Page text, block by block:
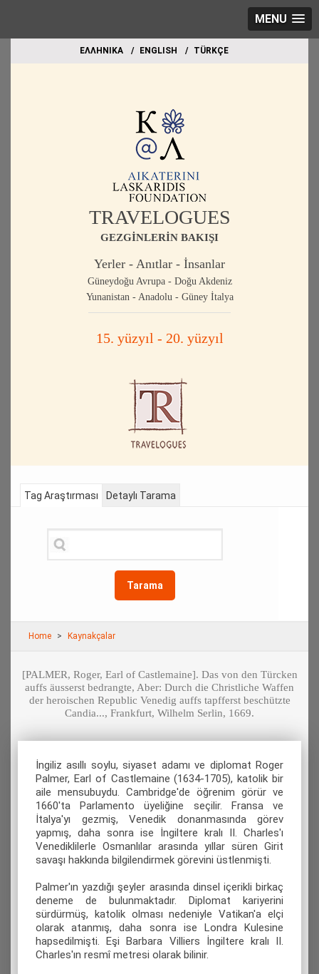
MENU
EΛΛΗΝΙΚΑ ΕΝGLISH TÜRKÇE
TRAVELOGUES
GEZGİNLERİN BAKIŞI
Yerler - Anıtlar - İnsanlar
Güneydoğu Avrupa - Doğu Akdeniz
Yunanistan - Anadolu - Güney İtalya
15. yüzyıl - 20. yüzyıl
Tag Araştırması
Tarama
Detaylı Tarama
Home Kaynakçalar
[PALMER, Roger, Earl of Castlemaine]. Das von den Türcken
auffs äusserst bedrangte, Aber: Durch die Christliche Waffen
der heroischen Republic Venedig auffs tapfferst beschützte
Candia..., Frankfurt, Wilhelm Serlin, 1669.
İngiliz asıllı soylu, siyaset adamı ve diplomat Roger
Palmer, Earl of Castlemaine (1634-1705), katolik bir
aile mensubuydu. Cambridge'de öğrenim görür ve
1660'ta Parlamento üyeliğine seçilir. Fransa ve
İtalya'yı gezmiş, Venedik donanmasında görev
yapmış, daha sonra ise İngiltere kralı II. Charles'ı
Venediklilerle Osmanlılar arasında yıllar süren Girit
savaşı hakkında bilgilendirmek görevini üstlenmişti.
Palmer'ın yazdığı şeyler arasında dinsel içerikli birkaç
deneme de bulunmaktadır. Diplomat kariyerini
sürdürmüş, katolik olması nedeniyle Vatikan'a elçi
olarak atanmış, daha sonra ise Londra Kulesine
hapsedilmişti. Eşi Barbara Villiers İngiltere kralı II.
Charles'ın resmî metresi olarak bilinir.